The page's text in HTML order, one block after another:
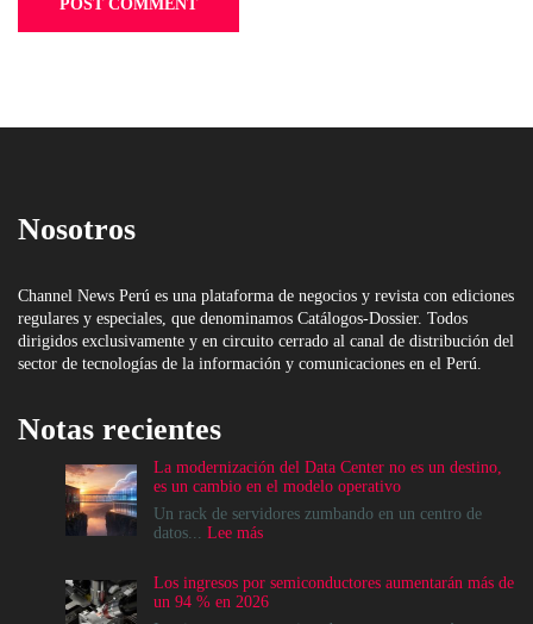
Nosotros
Channel News Perú es una plataforma de negocios y revista con ediciones
regulares y especiales, que denominamos Catálogos-Dossier. Todos
dirigidos exclusivamente y en circuito cerrado al canal de distribución del
sector de tecnologías de la información y comunicaciones en el Perú.
Notas recientes
La modernización del Data Center no es un destino,
es un cambio en el modelo operativo
Un rack de servidores zumbando en un centro de
datos... Lee más:
del
Data
Los ingresos por semiconductores aumentarán más de
un 94 % en 2026